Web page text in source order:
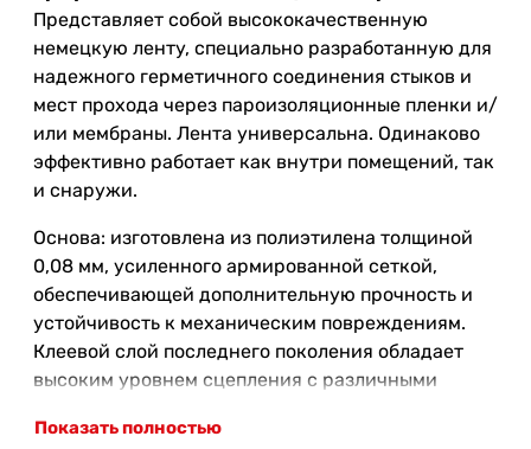
Представляет собой высококачественную
немецкую ленту, специально разработанную для
надежного герметичного соединения стыков и
мест прохода через пароизоляционные пленки и/
или мембраны. Лента универсальна. Одинаково
эффективно работает как внутри помещений, так
и снаружи.
Основа: изготовлена из полиэтилена толщиной
0,08 мм, усиленного армированной сеткой,
обеспечивающей дополнительную прочность и
устойчивость к механическим повреждениям.
Клеевой слой последнего поколения обладает
высоким уровнем сцепления с различными
соединение материалов.
Показать полностью